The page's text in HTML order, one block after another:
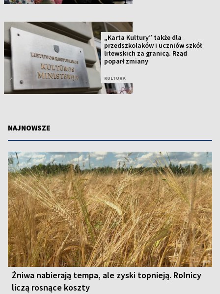
„Karta Kultury” także dla
przedszkolaków i uczniów szkół
litewskich za granicą. Rząd
poparł zmiany
KULTURA
NAJNOWSZE
Żniwa nabierają tempa, ale zyski topnieją. Rolnicy
liczą rosnące koszty